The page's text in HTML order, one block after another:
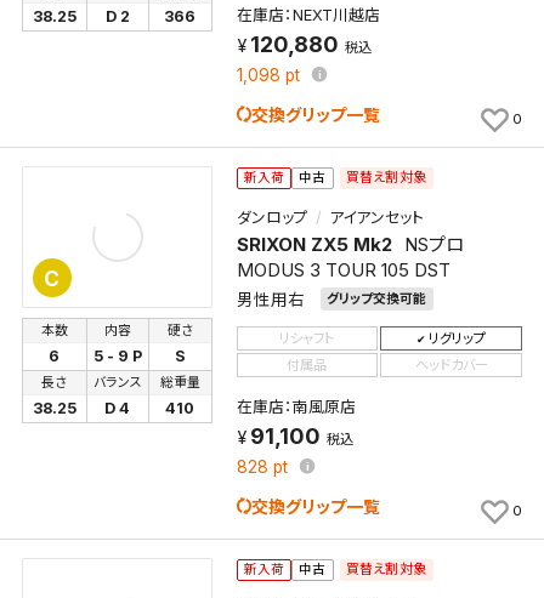
38.25 D 2 366 在庫店：NEXT川越店
120,880 税込
1,098 pt
交換グリップ一覧 0
C
新入荷 中古 買替え割対象
ダンロップ アイアンセット
SRIXON ZX5 Mk2
NSプロ
MODUS 3 TOUR 105 DST
男性用右 グリップ交換可能
本数
6
内容
5 - 9 P
硬さ
S
長さ
38.25
バランス
D 4
総重量
410
リシャフト
リグリップ
付属品
ヘッドカバー
在庫店：南風原店
91,100 税込
828 pt
交換グリップ一覧 0
新入荷 中古 買替え割対象